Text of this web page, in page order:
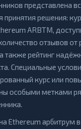
представлена
решения:
ARBTM,
отзывов от
также рейтинг
Специальные
курс или
особыми метками
Ethereum арбитрум